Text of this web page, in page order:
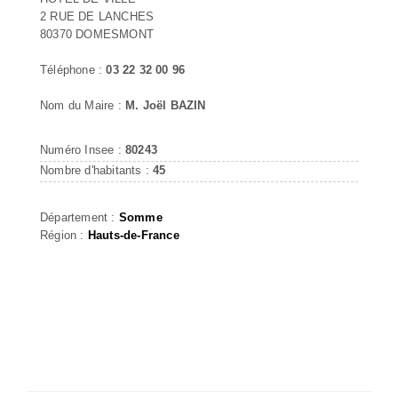
2 RUE DE LANCHES
80370 DOMESMONT
Téléphone :03 22 32 00 96
Nom du Maire : M. Joël BAZIN
Numéro Insee : 80243
Nombre d'habitants :45
Département : Somme
Région : Hauts-de-France